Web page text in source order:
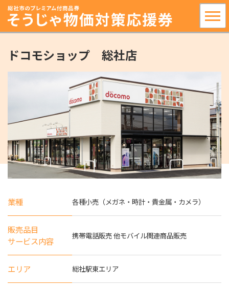
ドコモショップ 総社店
業種 各種小売（メガネ・時計・貴金属・カメラ）
販売品目
サービス内容
携帯電話販売 他モバイル関連商品販売
エリア 総社駅東エリア